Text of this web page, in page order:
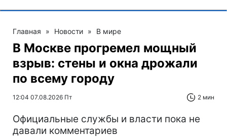
Главная » Новости » В мире
В Москве прогремел мощный
взрыв: стены и окна дрожали
по всему городу
12:04 07.08.2026 Пт 2 мин
Официальные службы и власти пока не
давали комментариев